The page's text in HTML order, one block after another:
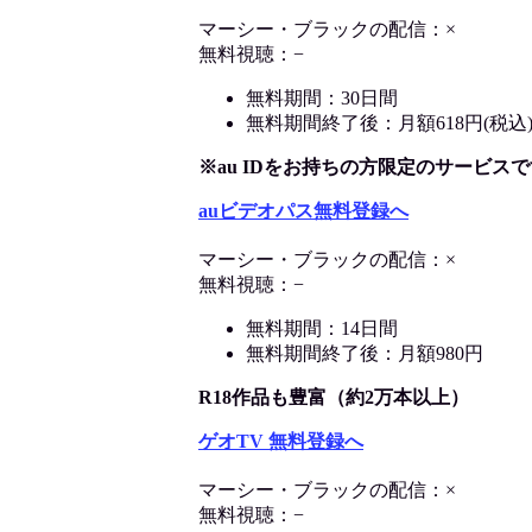
マーシー・ブラックの配信：×
無料視聴：−
無料期間：30日間
無料期間終了後：月額618円(税込)
※au IDをお持ちの方限定のサービス
auビデオパス無料登録へ
マーシー・ブラックの配信：×
無料視聴：−
無料期間：14日間
無料期間終了後：月額980円
R18作品も豊富（約2万本以上）
ゲオTV 無料登録へ
マーシー・ブラックの配信：×
無料視聴：−